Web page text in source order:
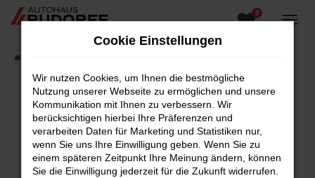
Zum
0
Fehler: Network Error
Beim Laden ist ein Fehler aufgetreten.
Hier sind ein paar Tipps, die dir helfen können:
Cookie Einstellungen
Wir nutzen Cookies, um Ihnen die bestmögliche
Nutzung unserer Webseite zu ermöglichen und unsere
Kommunikation mit Ihnen zu verbessern. Wir
berücksichtigen hierbei Ihre Präferenzen und
verarbeiten Daten für Marketing und Statistiken nur,
wenn Sie uns Ihre Einwilligung geben. Wenn Sie zu
einem späteren Zeitpunkt Ihre Meinung ändern, können
Sie die Einwilligung jederzeit für die Zukunft widerrufen.